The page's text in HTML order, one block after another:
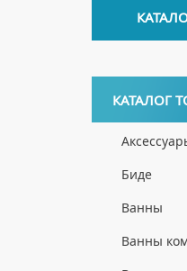
КАТАЛОГ
ДЕРЖАТЕЛИ
Биде
Ванны
Ванны